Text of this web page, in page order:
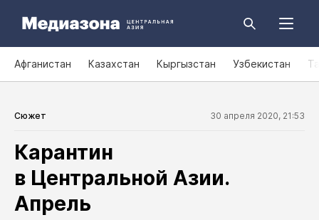
Афганистан Казахстан Кыргызстан Узбекистан
Сюжет 30 апреля 2020, 21:53
Карантин
в Центральной Азии.
Апрель